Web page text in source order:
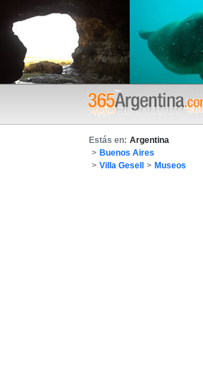
Estás en: Argentina
> Buenos Aires
> Villa Gesell > Museos